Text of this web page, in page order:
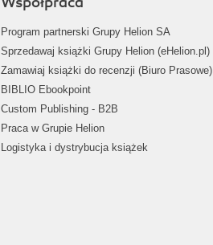
Program partnerski Grupy Helion SA
Sprzedawaj książki Grupy Helion (eHelion.pl)
Zamawiaj książki do recenzji (Biuro Prasowe)
BIBLIO Ebookpoint
Custom Publishing - B2B
Praca w Grupie Helion
Logistyka i dystrybucja książek